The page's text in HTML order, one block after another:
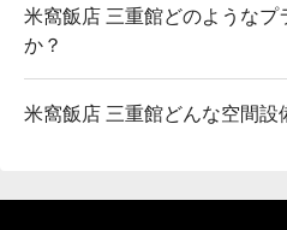
米窩飯店 三重館どのようなプ
か？
米窩飯店 三重館どんな空間設